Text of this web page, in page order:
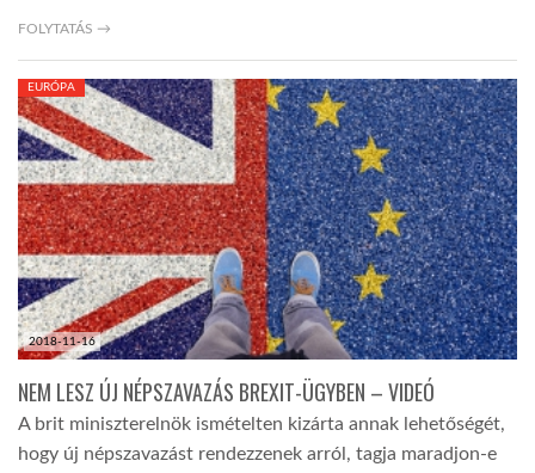
FOLYTATÁS →
2018-11-16
EURÓPA
NEM LESZ ÚJ NÉPSZAVAZÁS BREXIT-ÜGYBEN – VIDEÓ
A brit miniszterelnök ismételten kizárta annak lehetőségét,
hogy új népszavazást rendezzenek arról, tagja maradjon-e